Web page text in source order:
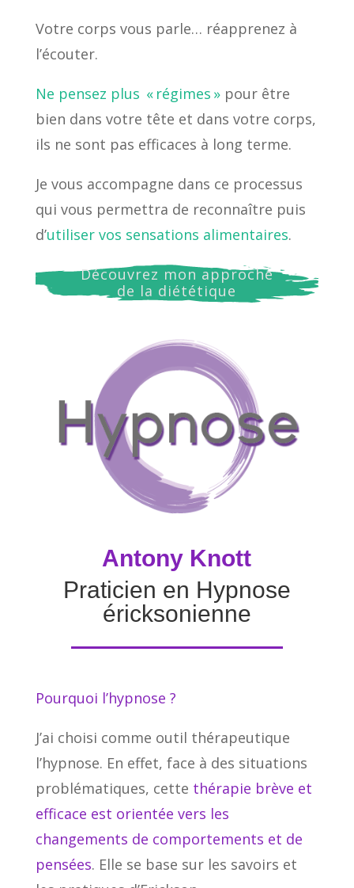
Votre corps vous parle… réapprenez à
l’écouter.
Ne pensez plus « régimes »pour être
bien dans votre tête et dans votre corps,
ils ne sont pas efficaces à long terme.
Je vous accompagne dans ce processus
qui vous permettra de reconnaître puis
d’utiliser vos sensations alimentaires.
Découvrez mon approche
de la diététique
Antony Knott
Praticien en Hypnose
éricksonienne
Pourquoi l’hypnose ?
J’ai choisi comme outil thérapeutique
l’hypnose. En effet, face à des situations
problématiques, cette thérapie brève et
efficace est orientée vers les
changements de comportements et de
pensées. Elle se base sur les savoirs et